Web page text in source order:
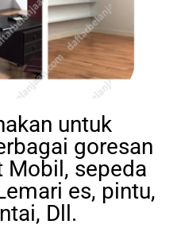
untuk
goresan
Mobil, sepeda
es, pintu,
Dll.